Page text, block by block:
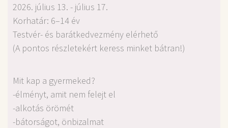
2026. július 13. - július 17.
Korhatár: 6–14 év
Testvér- és barátkedvezmény elérhető
(A pontos részletekért keress minket bátran!)
Mit kap a gyermeked?
-élményt, amit nem felejt el
-alkotás örömét
-bátorságot, önbizalmat